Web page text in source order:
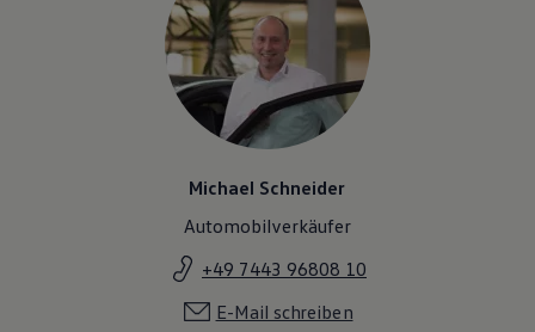
Michael Schneider
Automobilverkäufer
+49 7443 96808 10
E-Mail schreiben